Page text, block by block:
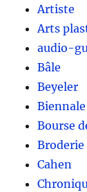
Artiste
Arts
audio-
Bâle
Beyeler
Biennale
Bourse
Broderie
Cahen